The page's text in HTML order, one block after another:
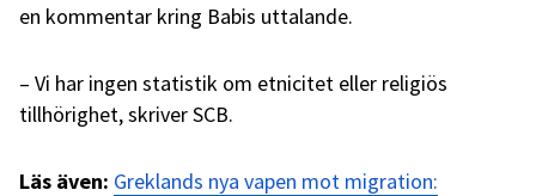
en kommentar kring Babis uttalande.
– Vi har ingen statistik om etnicitet eller religiös
tillhörighet, skriver SCB.
Läs även: Greklands nya vapen mot migration: